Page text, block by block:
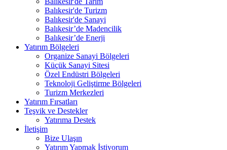
Balıkesir'de Turizm
Balıkesir'de Sanayi
Balıkesir’de Madencilik
Balıkesir’de Enerji
Yatırım Bölgeleri
Organize Sanayi Bölgeleri
Küçük Sanayi Sitesi
Özel Endüstri Bölgeleri
Teknoloji Geliştirme Bölgeleri
Turizm Merkezleri
Yatırım Fırsatları
Teşvik ve Destekler
Yatırıma Destek
İletişim
Bize Ulaşın
Yatırım Yapmak İstiyorum